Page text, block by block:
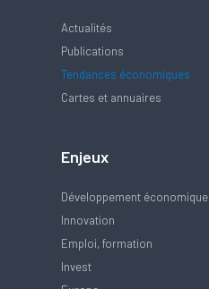
Actualités
Publications
Tendances économiques
Cartes et annuaires
Enjeux
Développement économique
Innovation
Emploi, formation
Invest